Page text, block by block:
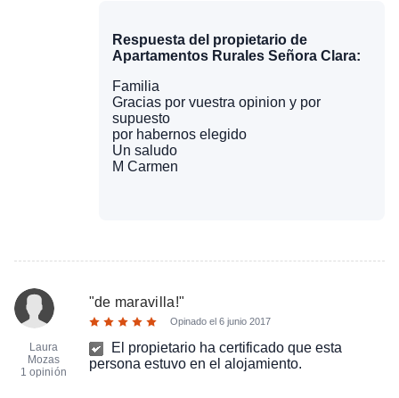
Respuesta del propietario de
Apartamentos Rurales Señora Clara:
Familia
Gracias por vuestra opinion y por
supuesto
por habernos elegido
Un saludo
M Carmen
Laura
Mozas
1 opinión
"de maravilla!"
Opinado el 6 junio 2017
El propietario ha certificado que esta
persona estuvo en el alojamiento.